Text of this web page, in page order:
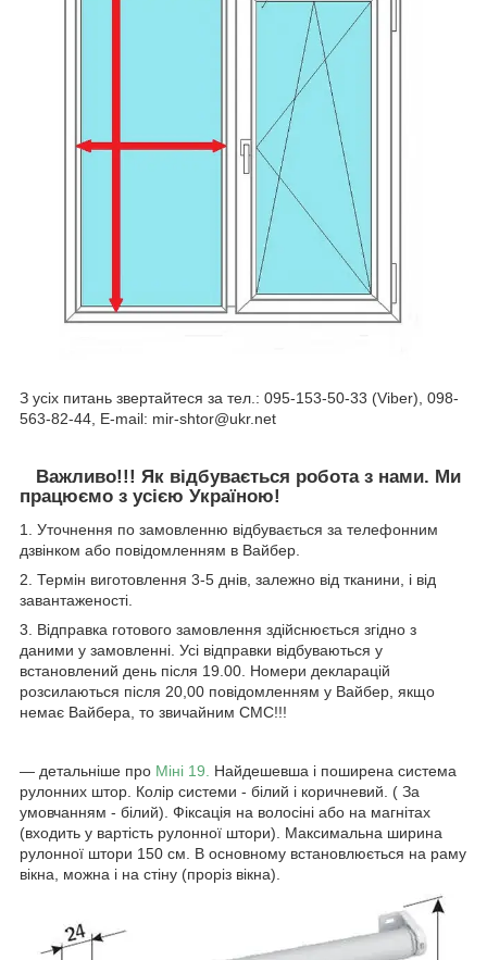
З усіх питань звертайтеся за тел.: 095-153-50-33 (Viber), 098-
563-82-44, E-mail: mir-shtor@ukr.net
Важливо!!! Як відбувається робота з нами. Ми
працюємо з усією Україною!
1. Уточнення по замовленню відбувається за телефонним
дзвінком або повідомленням в Вайбер.
2. Термін виготовлення 3-5 днів, залежно від тканини, і від
завантаженості.
3. Відправка готового замовлення здійснюється згідно з
даними у замовленні. Усі відправки відбуваються у
встановлений день після 19.00. Номери декларацій
розсилаються після 20,00 повідомленням у Вайбер, якщо
немає Вайбера, то звичайним СМС!!!
― детальніше про Міні 19. Найдешевша і поширена система
рулонних штор. Колір системи - білий і коричневий. ( За
умовчанням - білий). Фіксація на волосіні або на магнітах
(входить у вартість рулонної штори). Максимальна ширина
рулонної штори 150 см. В основному встановлюється на раму
вікна, можна і на стіну (проріз вікна).